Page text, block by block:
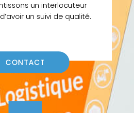
un interlocuteur
un suivi de qualité.
CONTACT